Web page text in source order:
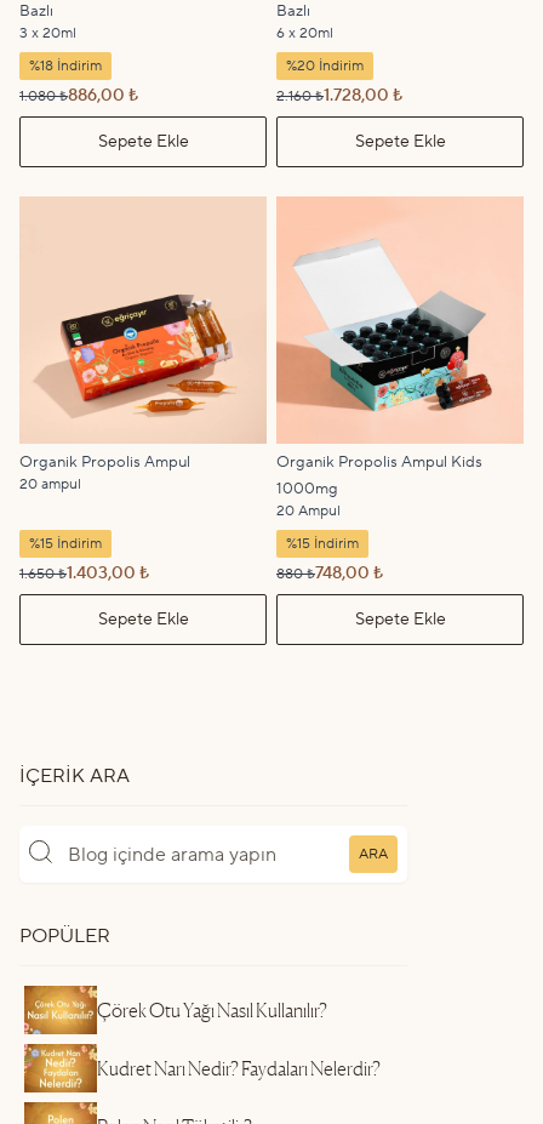
Bazlı
3 x 20ml
%18 İndirim
1.080 ₺886,00 ₺
Sepete Ekle
Bazlı
6 x 20ml
%20 İndirim
2.160 ₺1.728,00 ₺
Sepete Ekle
Organik Propolis Ampul
20 ampul
%15 İndirim
1.650 ₺1.403,00 ₺
Sepete Ekle
Organik Propolis Ampul Kids
1000mg
20 Ampul
%15 İndirim
880 ₺748,00 ₺
Sepete Ekle
İÇERIK ARA
ARA
POPÜLER
Çörek Otu Yağı Nasıl Kullanılır?
Kudret Narı Nedir? Faydaları Nelerdir?